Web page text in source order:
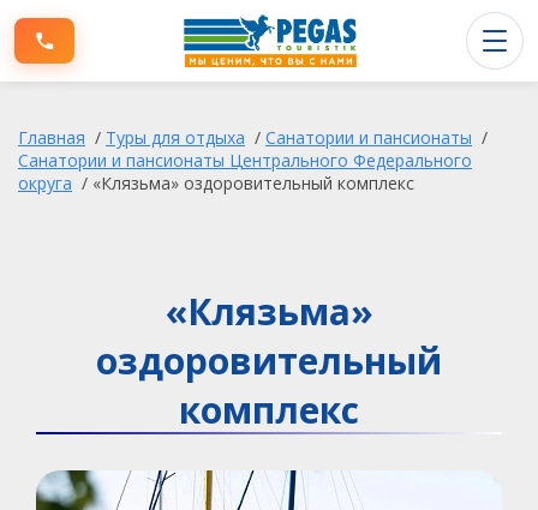
Туры по России
Информация для клиентов
Главная / Туры для отдыха / Санатории и пансионаты /
Санатории и пансионаты Центрального Федерального
округа / «Клязьма» оздоровительный комплекс
«Клязьма»
оздоровительный
комплекс